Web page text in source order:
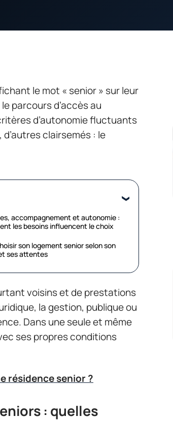
le mot « senior » sur leur
parcours d’accès au
d’autonomie fluctuants
clairsemés : le
accompagnement et autonomie :
les besoins influencent le choix
son logement senior selon son
ses attentes
voisins et de prestations
la gestion, publique ou
Dans une seule et même
ses propres conditions
résidence senior ?
: quelles